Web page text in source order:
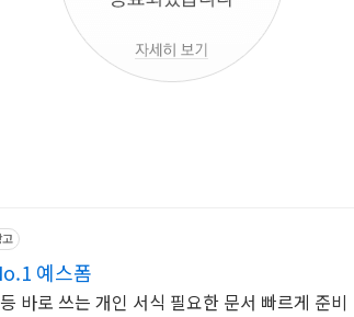
예스폼
바로 쓰는 개인 서식 필요한 문서 빠르게 준비